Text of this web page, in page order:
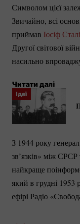
Символом цієї
Звичайно, всі
приймав Іосіф
Другої світової
насильно
Читати далі
Ідеї
З 1944 року
зв’язків» між
найкраще
який в грудні 1953
ефірі Радіо